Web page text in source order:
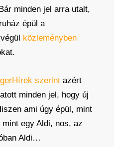
minden jel arra utalt,
épül a
közleményben
szerintazért
minden jel, hogy új
ami úgy épül, mint
egy Aldi, nos, az
Aldi…